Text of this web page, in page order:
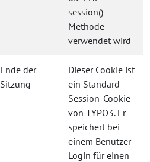
session()-
Methode
verwendet wird
Ende der
Sitzung
Dieser Cookie ist
ein Standard-
Session-Cookie
von TYPO3. Er
speichert bei
einem Benutzer-
Login für einen